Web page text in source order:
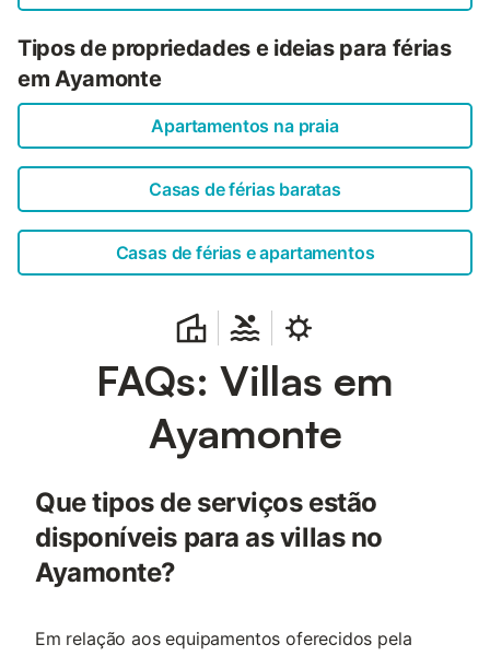
Tipos de propriedades e ideias para férias
em Ayamonte
Apartamentos na praia
Casas de férias baratas
Casas de férias e apartamentos
FAQs: Villas em
Ayamonte
Que tipos de serviços estão
disponíveis para as villas no
Ayamonte?
Em relação aos equipamentos oferecidos pela